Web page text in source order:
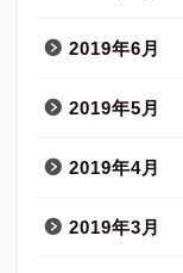
2019年6月
2019年5月
2019年4月
2019年3月